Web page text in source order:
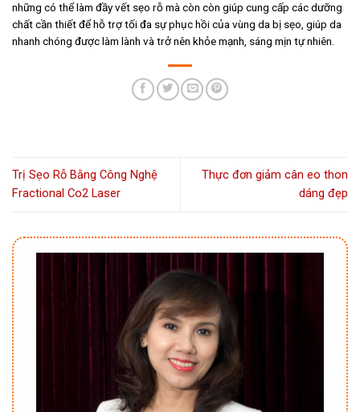
những có thể làm đầy vết sẹo rỗ mà còn còn giúp cung cấp các dưỡng
chất cần thiết để hỗ trợ tối đa sự phục hồi của vùng da bị sẹo, giúp da
nhanh chóng được làm lành và trở nên khỏe mạnh, sáng mịn tự nhiên.
Trị Sẹo Rỗ Bằng Công Nghệ
Fractional Co2 Laser
Thực đơn giảm cân eo thon
dáng đẹp